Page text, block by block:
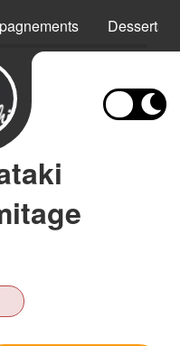
Desserts